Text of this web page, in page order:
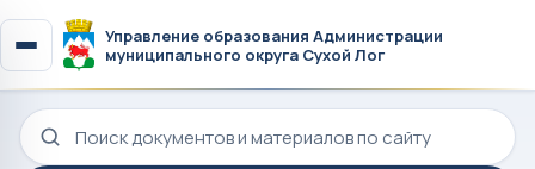
Управление образования Администрации
муниципального округа Сухой Лог
Поиск по сайту